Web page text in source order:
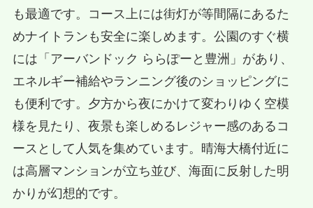
も最適です。コース上には街灯が等間隔にあるた
めナイトランも安全に楽しめます。公園のすぐ横
には「アーバンドック ららぽーと豊洲」があり、
エネルギー補給やランニング後のショッピングに
も便利です。夕方から夜にかけて変わりゆく空模
様を見たり、夜景も楽しめるレジャー感のあるコ
ースとして人気を集めています。晴海大橋付近に
は高層マンションが立ち並び、海面に反射した明
かりが幻想的です。